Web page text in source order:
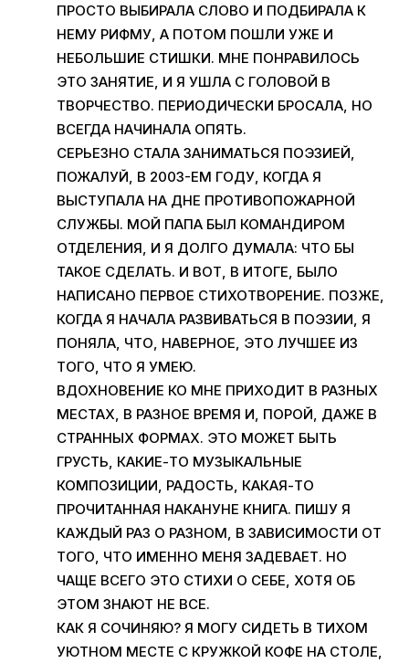
ПРОСТО ВЫБИРАЛА СЛОВО И ПОДБИРАЛА К
НЕМУ РИФМУ, А ПОТОМ ПОШЛИ УЖЕ И
НЕБОЛЬШИЕ СТИШКИ. МНЕ ПОНРАВИЛОСЬ
ЭТО ЗАНЯТИЕ, И Я УШЛА С ГОЛОВОЙ В
ТВОРЧЕСТВО. ПЕРИОДИЧЕСКИ БРОСАЛА, НО
ВСЕГДА НАЧИНАЛА ОПЯТЬ.
СЕРЬЕЗНО СТАЛА ЗАНИМАТЬСЯ ПОЭЗИЕЙ,
ПОЖАЛУЙ, В 2003-ЕМ ГОДУ, КОГДА Я
ВЫСТУПАЛА НА ДНЕ ПРОТИВОПОЖАРНОЙ
СЛУЖБЫ. МОЙ ПАПА БЫЛ КОМАНДИРОМ
ОТДЕЛЕНИЯ, И Я ДОЛГО ДУМАЛА: ЧТО БЫ
ТАКОЕ СДЕЛАТЬ. И ВОТ, В ИТОГЕ, БЫЛО
НАПИСАНО ПЕРВОЕ СТИХОТВОРЕНИЕ. ПОЗЖЕ,
КОГДА Я НАЧАЛА РАЗВИВАТЬСЯ В ПОЭЗИИ, Я
ПОНЯЛА, ЧТО, НАВЕРНОЕ, ЭТО ЛУЧШЕЕ ИЗ
ТОГО, ЧТО Я УМЕЮ.
ВДОХНОВЕНИЕ КО МНЕ ПРИХОДИТ В РАЗНЫХ
МЕСТАХ, В РАЗНОЕ ВРЕМЯ И, ПОРОЙ, ДАЖЕ В
СТРАННЫХ ФОРМАХ. ЭТО МОЖЕТ БЫТЬ
ГРУСТЬ, КАКИЕ-ТО МУЗЫКАЛЬНЫЕ
КОМПОЗИЦИИ, РАДОСТЬ, КАКАЯ-ТО
ПРОЧИТАННАЯ НАКАНУНЕ КНИГА. ПИШУ Я
КАЖДЫЙ РАЗ О РАЗНОМ, В ЗАВИСИМОСТИ ОТ
ТОГО, ЧТО ИМЕННО МЕНЯ ЗАДЕВАЕТ. НО
ЧАЩЕ ВСЕГО ЭТО СТИХИ О СЕБЕ, ХОТЯ ОБ
ЭТОМ ЗНАЮТ НЕ ВСЕ.
КАК Я СОЧИНЯЮ? Я МОГУ СИДЕТЬ В ТИХОМ
УЮТНОМ МЕСТЕ С КРУЖКОЙ КОФЕ НА СТОЛЕ,